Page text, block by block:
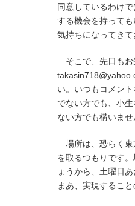
同意しているわけ
する機会を持って
気持ちになってきて
そこで、先日もお
い。いつもコメン
でない方でも、小
ない方でも構いませ
場所は、恐らく東
を取るつもりです
ょうから、土曜日
まあ、実現するこ